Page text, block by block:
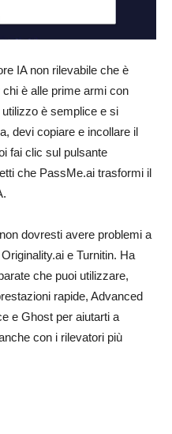
IA non rilevabile che è
è alle prime armi con
è semplice e si
devi copiare e incollare il
fai clic sul pulsante
che PassMe.ai trasformi il
dovresti avere problemi a
e Turnitin. Ha
che puoi utilizzare,
rapide, Advanced
e Ghost per aiutarti a
con i rilevatori più